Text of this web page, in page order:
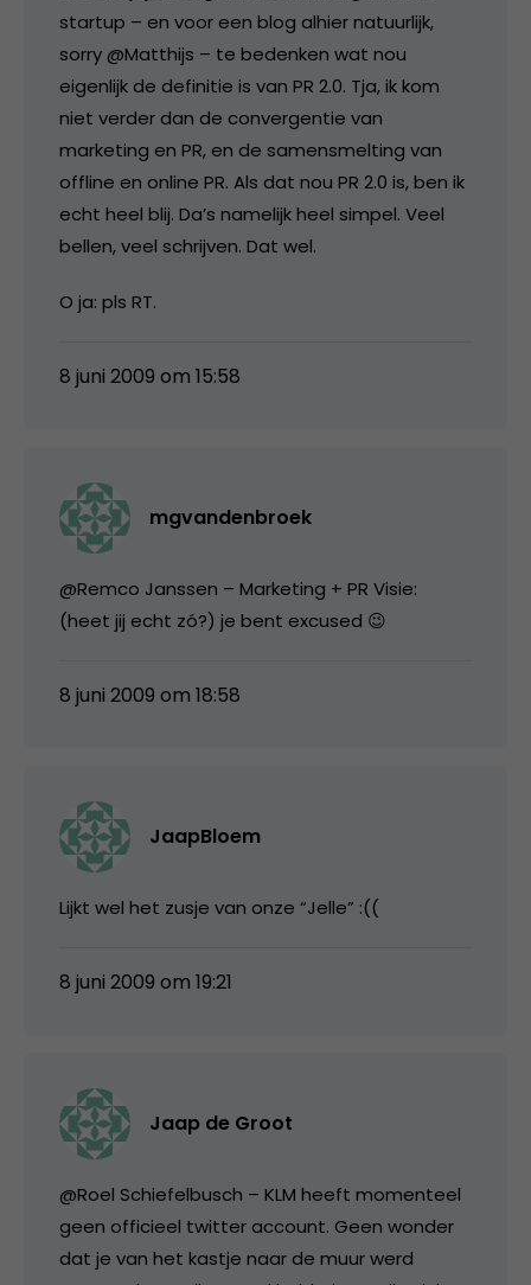
startup – en voor een blog alhier natuurlijk,
sorry @Matthijs – te bedenken wat nou
eigenlijk de definitie is van PR 2.0. Tja, ik kom
niet verder dan de convergentie van
marketing en PR, en de samensmelting van
offline en online PR. Als dat nou PR 2.0 is, ben ik
echt heel blij. Da’s namelijk heel simpel. Veel
bellen, veel schrijven. Dat wel.
O ja: pls RT.
8 juni 2009 om 15:58
mgvandenbroek
@Remco Janssen – Marketing + PR Visie:
(heet jij echt zó?) je bent excused 😉
8 juni 2009 om 18:58
JaapBloem
Lijkt wel het zusje van onze “Jelle” :((
8 juni 2009 om 19:21
Jaap de Groot
@Roel Schiefelbusch – KLM heeft momenteel
geen officieel twitter account. Geen wonder
dat je van het kastje naar de muur werd